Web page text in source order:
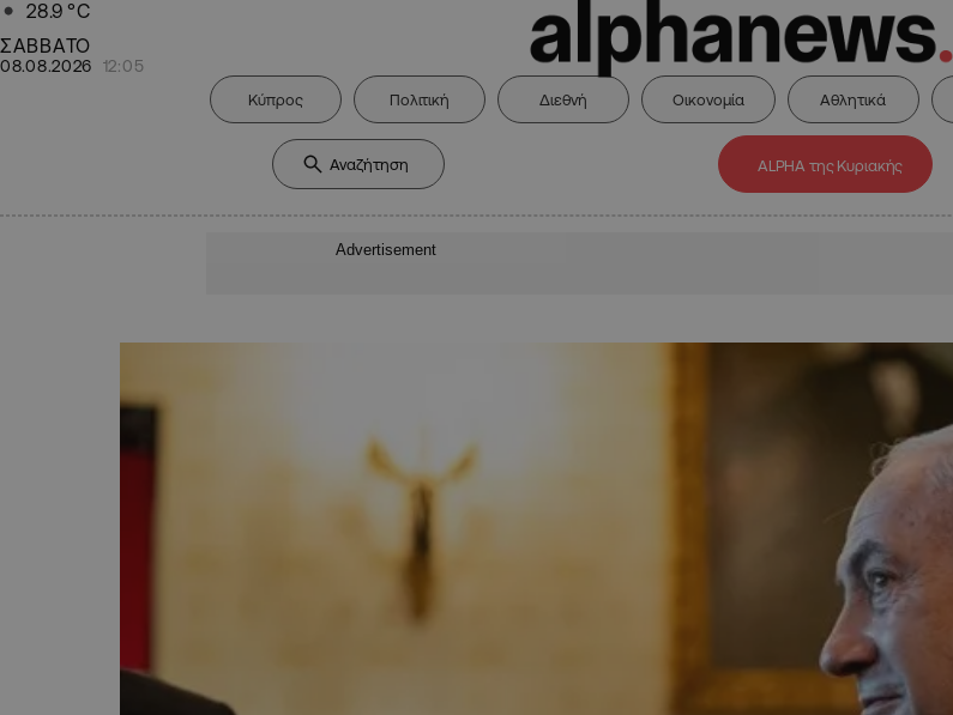
28.9 °C
ΣΑΒΒΑΤΟ
08.08.2026 12:05
Κύπρος Πολιτική Διεθνή Οικονομία Αθλητικά
ALPHA της Κυριακής
Advertisement